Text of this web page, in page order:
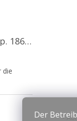
Der
Solight Ersatzbatterietyp. 18650, 3,7 V, Li-Ion, 2200 mAh [WN900]
5 Sternen.
die
-